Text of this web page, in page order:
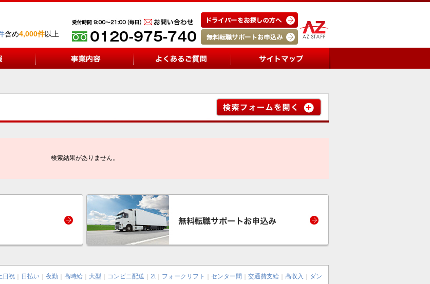
含め4,000件以上
検索結果がありません。
日祝 日払い 夜勤 高時給 大型 コンビニ配送 2t｜ フォークリフト センター間 交通費支給 高収入
ダン